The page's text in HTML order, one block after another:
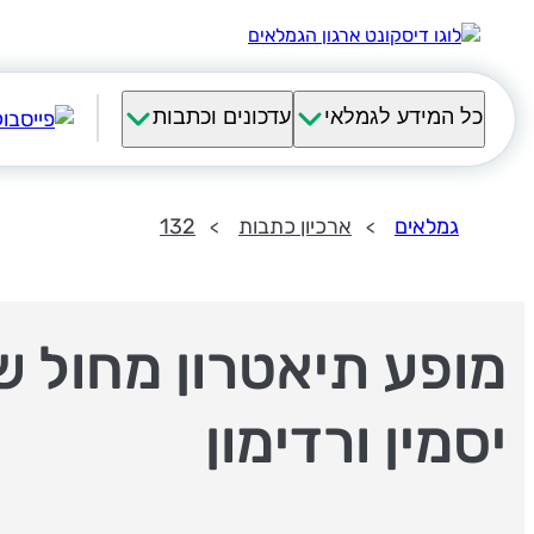
כל המידע לגמלאי עדכונים וכתבות
גמלאים ארכיון כתבות 132
מופע תיאטרון מחול
יסמין ורדימון